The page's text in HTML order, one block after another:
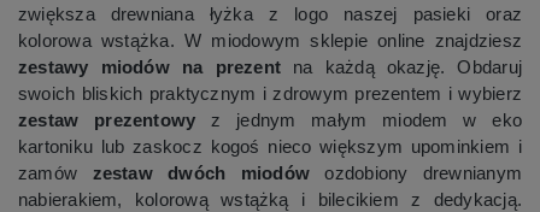
zwiększa drewniana łyżka z logo naszej pasieki oraz
kolorowa wstążka. W miodowym sklepie online znajdziesz
zestawy miodów na prezent na każdą okazję. Obdaruj
swoich bliskich praktycznym i zdrowym prezentem i wybierz
zestaw prezentowy z jednym małym miodem w eko
kartoniku lub zaskocz kogoś nieco większym upominkiem i
zamów zestaw dwóch miodów ozdobiony drewnianym
nabierakiem, kolorową wstążką i bilecikiem z dedykacją.